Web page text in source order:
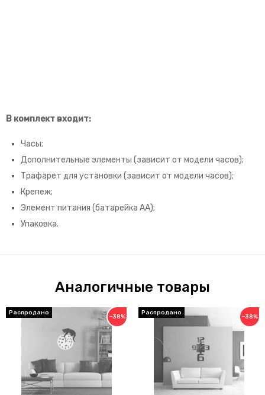
В комплект входит:
Часы;
Дополнительные элементы (зависит от модели часов);
Трафарет для установки (зависит от модели часов);
Крепеж;
Элемент питания (батарейка АА);
Упаковка.
Аналогичные товары
−38% −38%